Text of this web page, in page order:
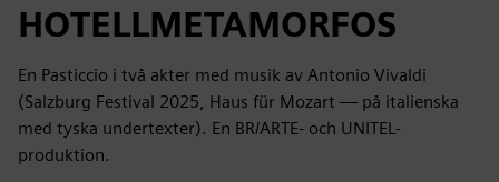
HOTELLMETAMORFOS
En Pasticcio i två akter med musik av Antonio Vivaldi
(Salzburg Festival 2025, Haus für Mozart — på italienska
med tyska undertexter). En BR/ARTE- och UNITEL-
produktion.